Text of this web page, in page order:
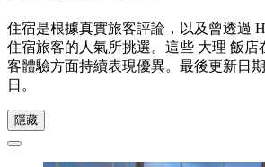
住宿是根據真實旅客評論，以及曾透過
住宿旅客的人氣所挑選。這些 大理 飯店
客體驗方面持續表現優異。最後更新日期
日 。
隱藏